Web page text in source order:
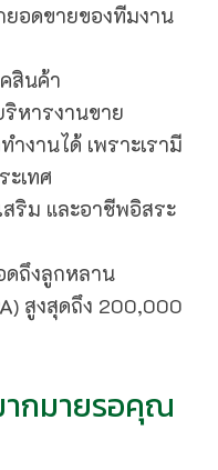
อดขายของทีมงาน
สินค้า
หารงานขาย
งานได้ เพราะเรามี
เทศ
ริม และอาชีพอิสระ
ถึงลูกหลาน
สูงสุดถึง 200,000
ากมายรอคุณ